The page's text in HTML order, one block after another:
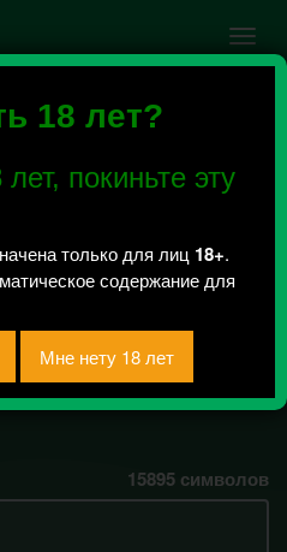
18 лет?
покиньте эту
только для лиц 18+.
содержание для
на сервисе
Лысково
0 сообщений
/ Рейтинг 0
15895 символов